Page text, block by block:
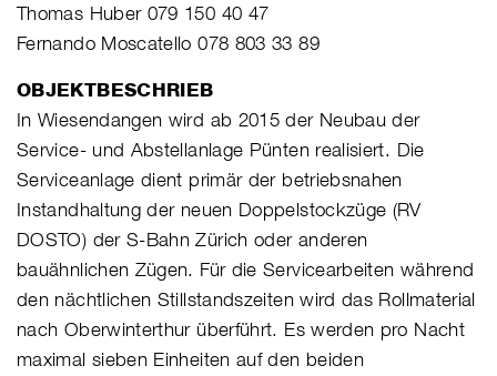
Thomas Huber 079 150 40 47
Fernando Moscatello 078 803 33 89
OBJEKTBESCHRIEB
In Wiesendangen wird ab 2015 der Neubau der
Service- und Abstellanlage Pünten realisiert. Die
Serviceanlage dient primär der betriebsnahen
Instandhaltung der neuen Doppelstockzüge (RV
DOSTO) der S-Bahn Zürich oder anderen
bauähnlichen Zügen. Für die Servicearbeiten während
den nächtlichen Stillstandszeiten wird das Rollmaterial
nach Oberwinterthur überführt. Es werden pro Nacht
maximal sieben Einheiten auf den beiden